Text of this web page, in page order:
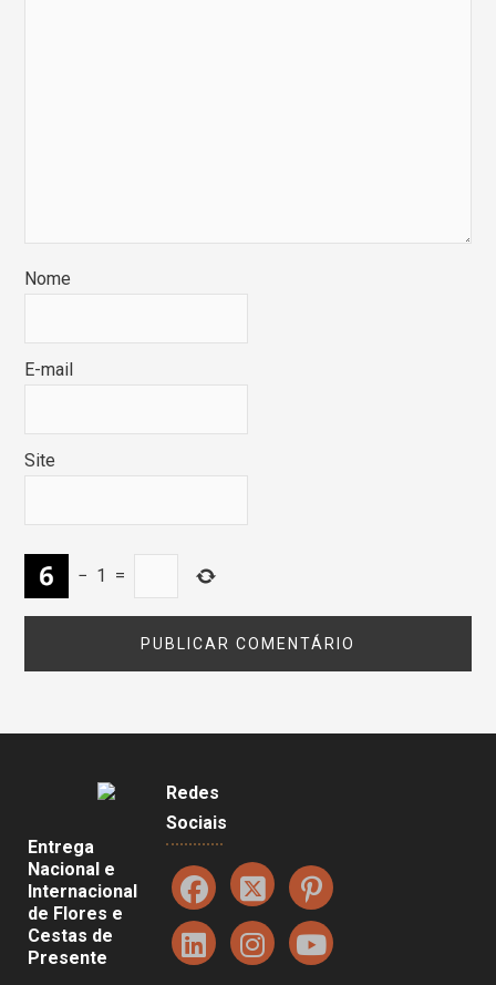
Nome
E-mail
Site
− 1 =
Entrega
Nacional e
Internacional
de Flores e
Cestas de
Presente
Redes
Sociais